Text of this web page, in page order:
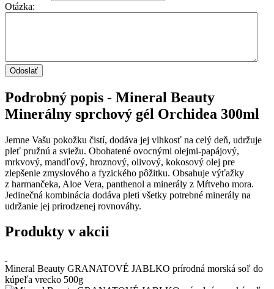
Otázka:
Podrobný popis - Mineral Beauty
Minerálny sprchový gél Orchidea 300ml
Jemne Vašu pokožku čistí, dodáva jej vlhkosť na celý deň, udržuje
pleť pružnú a sviežu. Obohatené ovocnými olejmi-papájový,
mrkvový, mandľový, hroznový, olivový, kokosový olej pre
zlepšenie zmyslového a fyzického pôžitku. Obsahuje výťažky
z harmančeka, Aloe Vera, panthenol a minerály z Mŕtveho mora.
Jedinečná kombinácia dodáva pleti všetky potrebné minerály na
udržanie jej prirodzenej rovnováhy.
Produkty v akcii
Mineral Beauty GRANATOVÉ JABLKO prírodná morská soľ do
kúpeľa vrecko 500g